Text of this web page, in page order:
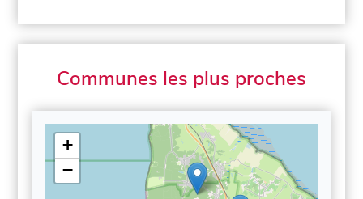
Communes les plus proches
+
−